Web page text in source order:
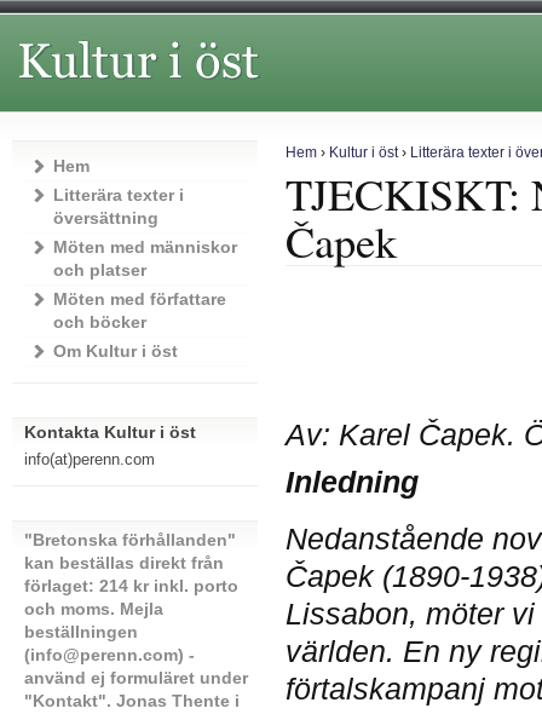
Hem› Kultur i öst› Litterära texter i
TJECKISKT:
Čapek
Av: Karel Čapek.
Inledning
Nedanstående
Čapek (1890-
Lissabon, möter
världen. En ny
förtalskampanj
Hem
Litterära texter i
översättning
Möten med människor
och platser
Möten med författare
och böcker
Om Kultur i öst
Kontakta Kultur i öst
info(at)perenn.com
"Bretonska förhållanden"
kan beställas direkt från
förlaget: 214 kr inkl. porto
och moms. Mejla
beställningen
(info@perenn.com) -
använd ej formuläret under
"Kontakt". Jonas Thente i